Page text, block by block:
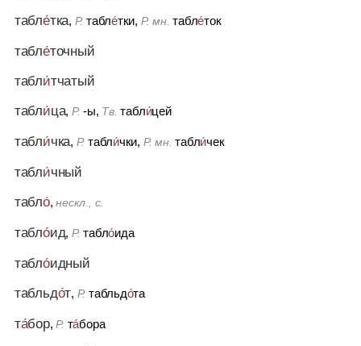
табле́тка, Р. табле́тки, Р. мн. табле́ток
табле́точный
табли́тчатый
табли́ца, Р. -ы, Тв. табли́цей
табли́чка, Р. табли́чки, Р. мн. табли́чек
табли́чный
табло́,нескл., с.
табло́ид, Р. табло́ида
табло́идный
табльдо́т, Р. табльдо́та
та́бор,Р. та́бора